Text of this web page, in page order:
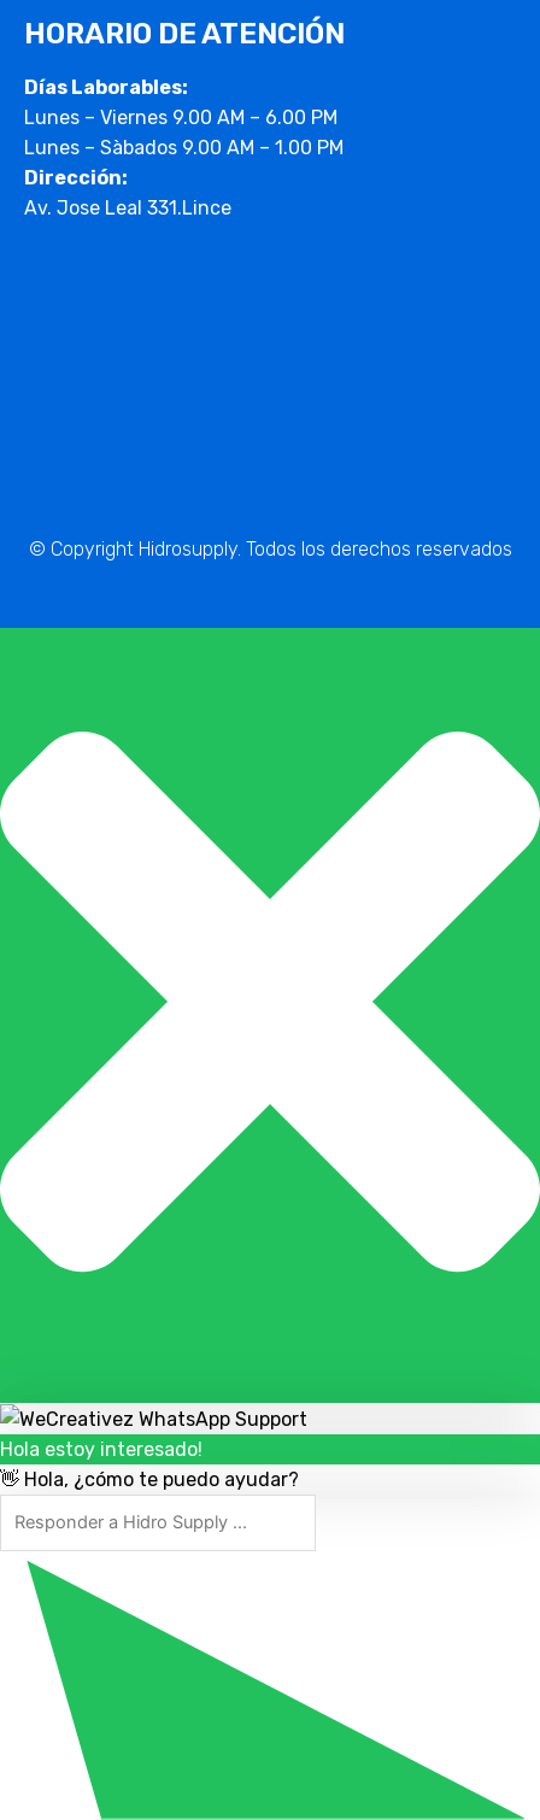
HORARIO DE ATENCIÓN
Días Laborables:
Lunes – Viernes 9.00 AM – 6.00 PM
Lunes – Sàbados 9.00 AM – 1.00 PM
Dirección:
Av. Jose Leal 331.Lince
© Copyright Hidrosupply. Todos los derechos reservados
Hola estoy interesado!
👋 Hola, ¿cómo te puedo ayudar?